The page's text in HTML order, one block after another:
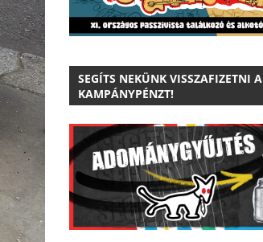
SEGÍTS NEKÜNK VISSZAFIZETNI A
KAMPÁNYPÉNZT!